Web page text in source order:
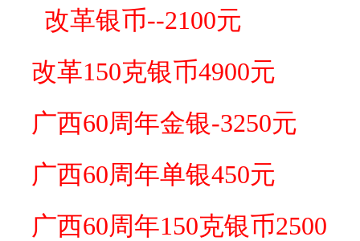
改革银币--2100元
改革150克银币4900元
广西60周年金银-3250元
广西60周年单银450元
广西60周年150克银币2500